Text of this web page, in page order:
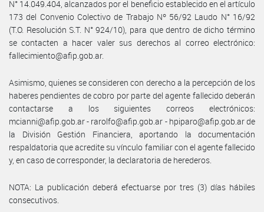
N° 14.049.404, alcanzados por el beneficio establecido en el artículo
173 del Convenio Colectivo de Trabajo Nº 56/92 Laudo N° 16/92
(T.O. Resolución S.T. N° 924/10), para que dentro de dicho término
se contacten a hacer valer sus derechos al correo electrónico:
fallecimiento@afip.gob.ar.
Asimismo, quienes se consideren con derecho a la percepción de los
haberes pendientes de cobro por parte del agente fallecido deberán
contactarse a los siguientes correos electrónicos:
mcianni@afip.gob.ar - rarolfo@afip.gob.ar - hpiparo@afip.gob.ar de
la División Gestión Financiera, aportando la documentación
respaldatoria que acredite su vínculo familiar con el agente fallecido
y, en caso de corresponder, la declaratoria de herederos.
NOTA: La publicación deberá efectuarse por tres (3) días hábiles
consecutivos.